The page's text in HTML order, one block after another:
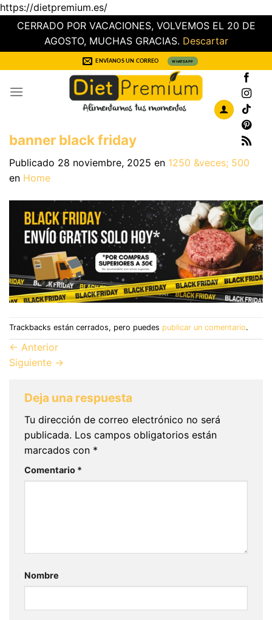
https://dietpremium.es/
CERRADO POR VACACIONES, VOLVEMOS EL 20 DE
AGOSTO, MUCHAS GRACIAS. Descartar
al
contenido
ENVÍANOS UN CORREO WHATSAPP
banner black friday
Publicado 28 noviembre, 2025 en 1250 &veces; 500
en Home
Trackbacks están cerrados, pero puedes publicar un comentario.
← Anterior
Siguiente →
Deja una respuesta
Tu dirección de correo electrónico no será
publicada. Los campos obligatorios están
marcados con *
Comentario *
Nombre